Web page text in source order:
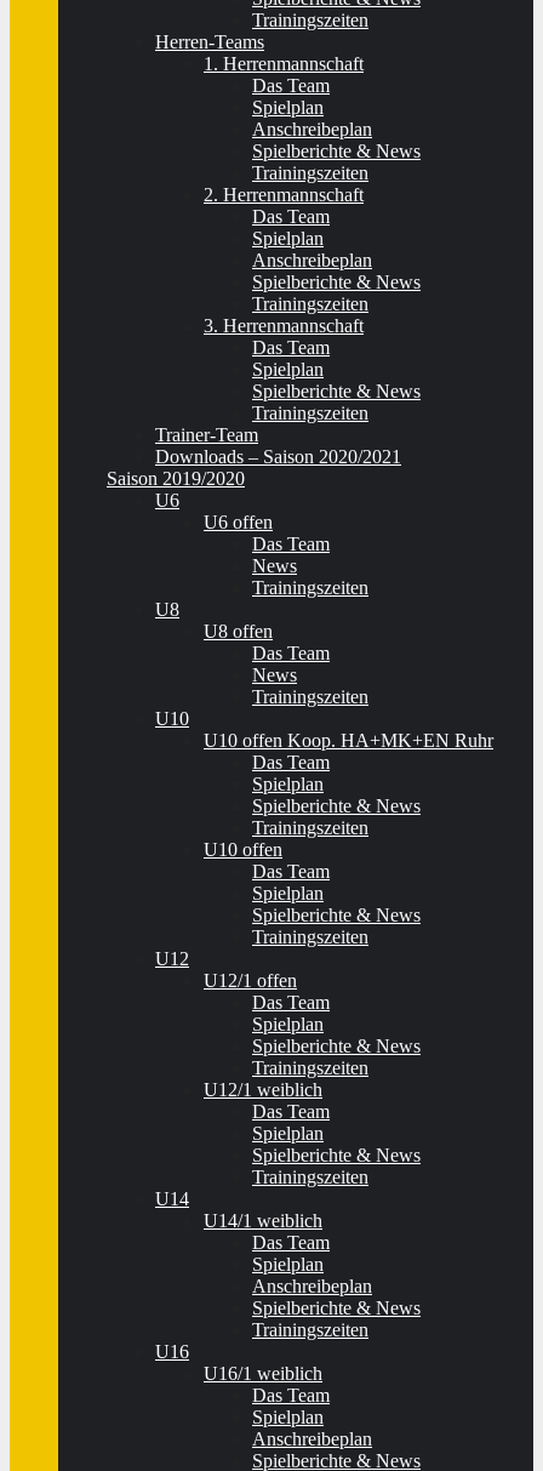
Trainingszeiten
Herren-Teams
1. Herrenmannschaft
Das Team
Spielplan
Anschreibeplan
Spielberichte & News
Trainingszeiten
2. Herrenmannschaft
Das Team
Spielplan
Anschreibeplan
Spielberichte & News
Trainingszeiten
3. Herrenmannschaft
Das Team
Spielplan
Spielberichte & News
Trainingszeiten
Trainer-Team
Downloads – Saison 2020/2021
Saison 2019/2020
U6
U6 offen
Das Team
News
Trainingszeiten
U8
U8 offen
Das Team
News
Trainingszeiten
U10
U10 offen Koop. HA+MK+EN Ruhr
Das Team
Spielplan
Spielberichte & News
Trainingszeiten
U10 offen
Das Team
Spielplan
Spielberichte & News
Trainingszeiten
U12
U12/1 offen
Das Team
Spielplan
Spielberichte & News
Trainingszeiten
U12/1 weiblich
Das Team
Spielplan
Spielberichte & News
Trainingszeiten
U14
U14/1 weiblich
Das Team
Spielplan
Anschreibeplan
Spielberichte & News
Trainingszeiten
U16
U16/1 weiblich
Das Team
Spielplan
Anschreibeplan
Spielberichte & News